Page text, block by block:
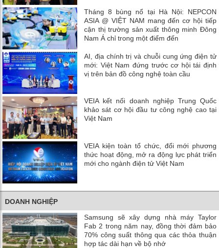
Tháng 8 bùng nổ tại Hà Nội: NEPCON
ASIA @ VIỆT NAM mang đến cơ hội tiếp
cận thị trường sản xuất thông minh Đông
Nam Á chỉ trong một điểm đến
AI, địa chính trị và chuỗi cung ứng điện tử
mới: Việt Nam đứng trước cơ hội tái định
vị trên bản đồ công nghệ toàn cầu
VEIA kết nối doanh nghiệp Trung Quốc
khảo sát cơ hội đầu tư công nghệ cao tại
Việt Nam
VEIA kiện toàn tổ chức, đổi mới phương
thức hoạt động, mở ra động lực phát triển
mới cho ngành điện tử Việt Nam
DOANH NGHIỆP
Samsung sẽ xây dựng nhà máy Taylor
Fab 2 trong năm nay, đồng thời đảm bảo
70% công suất thông qua các thỏa thuận
hợp tác dài hạn về bộ nhớ